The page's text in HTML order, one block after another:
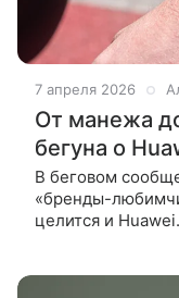
7 апреля 2026
От манежа
бегуна о
В беговом
«бренды-
целится и